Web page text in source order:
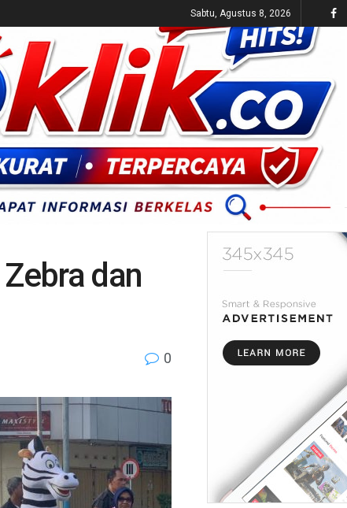
Sabtu, Agustus 8, 2026
BREAKING NEWS UMUM E-KORAN LIVE TV
dan
0